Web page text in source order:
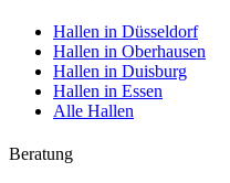
Hallen in Düsseldorf
Hallen in Oberhausen
Hallen in Duisburg
Hallen in Essen
Alle Hallen
Beratung